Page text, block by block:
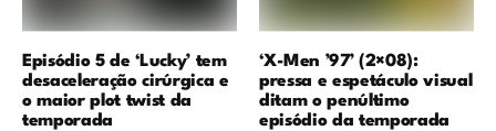
Episódio 5 de ‘Lucky’ tem
desaceleração cirúrgica e
o maior plot twist da
temporada
‘X-Men ’97’ (2×08):
pressa e espetáculo visual
ditam o penúltimo
episódio da temporada